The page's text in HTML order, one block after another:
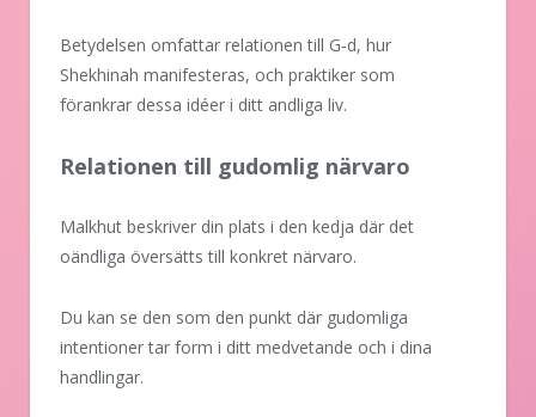
Betydelsen omfattar relationen till G‑d, hur
Shekhinah manifesteras, och praktiker som
förankrar dessa idéer i ditt andliga liv.
Relationen till gudomlig närvaro
Malkhut beskriver din plats i den kedja där det
oändliga översätts till konkret närvaro.
Du kan se den som den punkt där gudomliga
intentioner tar form i ditt medvetande och i dina
handlingar.